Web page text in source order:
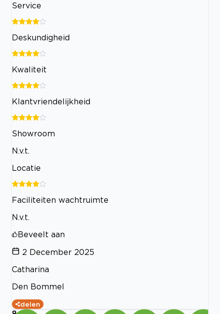
Service
Deskundigheid
Kwaliteit
Klantvriendelijkheid
Showroom
N.v.t.
Locatie
Faciliteiten wachtruimte
N.v.t.
Beveelt aan
2 December 2025
Catharina
Den Bommel
delen